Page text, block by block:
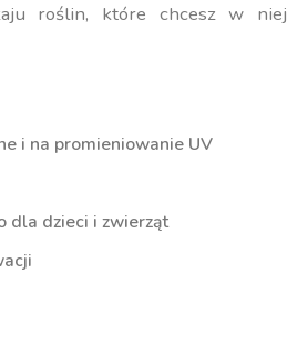
roślin, które chcesz w niej
i na promieniowanie UV
dla dzieci i zwierząt